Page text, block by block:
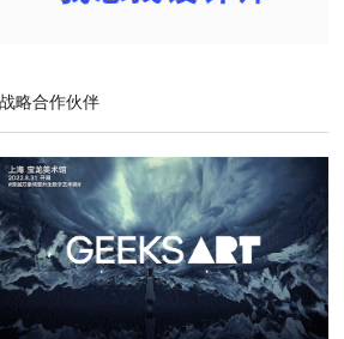
略合作伙伴